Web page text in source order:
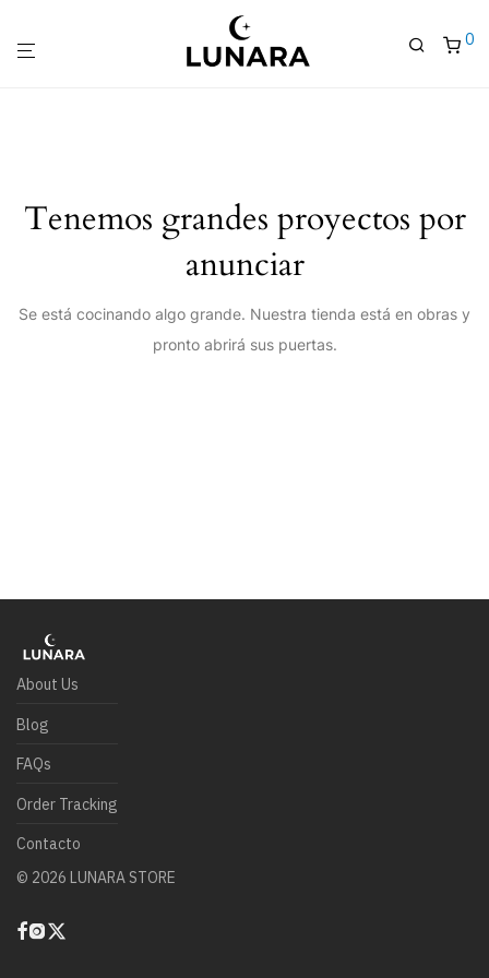
0
Tenemos grandes proyectos por
anunciar
Se está cocinando algo grande. Nuestra tienda está en obras y
pronto abrirá sus puertas.
About Us
Blog
FAQs
Order Tracking
Contacto
© 2026 LUNARA STORE